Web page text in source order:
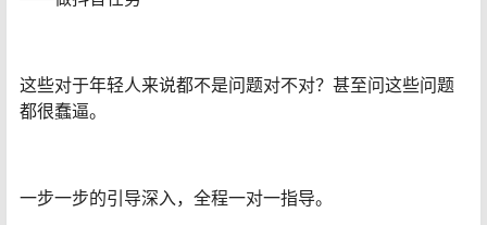
这些对于年轻人来说都不是问题对不对？甚至问这些问题
都很蠢逼。
一步一步的引导深入，全程一对一指导。